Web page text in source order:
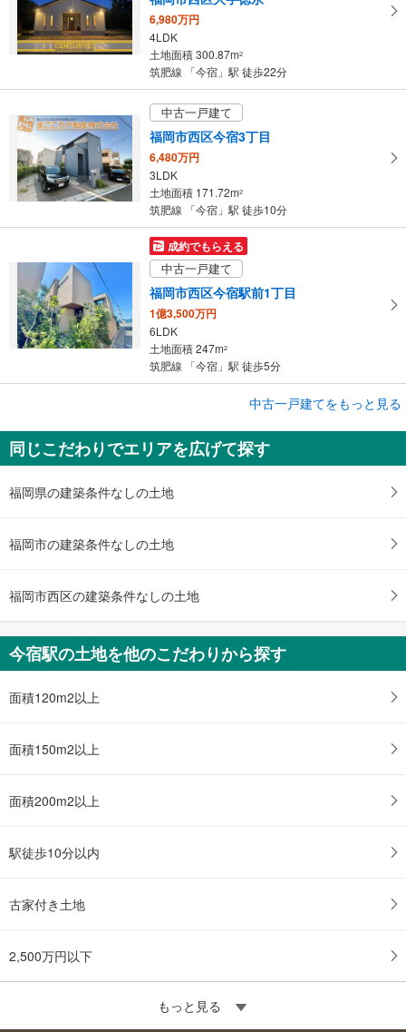
6,980万円
4LDK
土地面積 300.87m2
筑肥線 「今宿」駅 徒歩22分
中古一戸建て
福岡市西区今宿3丁目
6,480万円
3LDK
土地面積 171.72m2
筑肥線 「今宿」駅 徒歩10分
成約でもらえる
中古一戸建て
福岡市西区今宿駅前1丁目
1億3,500万円
6LDK
土地面積 247m2
筑肥線 「今宿」駅 徒歩5分
福岡市西区今津
4,480万円
3LDK
土地面積 210.12m
中古一戸建てをもっと見る
同じこだわりでエリアを広げて探す
福岡県の建築条件なしの土地
福岡市の建築条件なしの土地
福岡市西区の建築条件なしの土地
今宿駅の土地を他のこだわりから探す
面積120m2以上
面積150m2以上
面積200m2以上
駅徒歩10分以内
古家付き土地
2,500万円以下
もっと見る